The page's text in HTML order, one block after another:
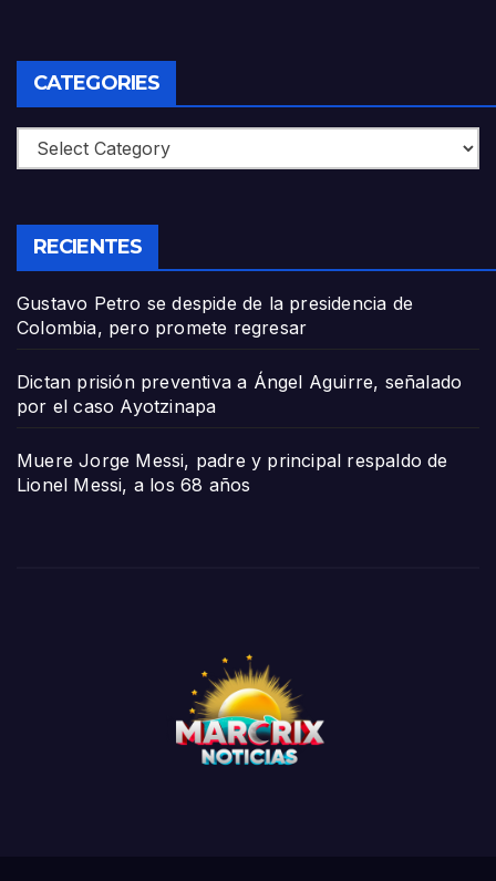
CATEGORIES
Categories
RECIENTES
Gustavo Petro se despide de la presidencia de
Colombia, pero promete regresar
Dictan prisión preventiva a Ángel Aguirre, señalado
por el caso Ayotzinapa
Muere Jorge Messi, padre y principal respaldo de
Lionel Messi, a los 68 años